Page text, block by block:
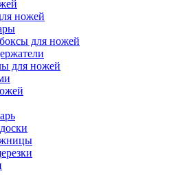
ножей
для ножей
для ножей